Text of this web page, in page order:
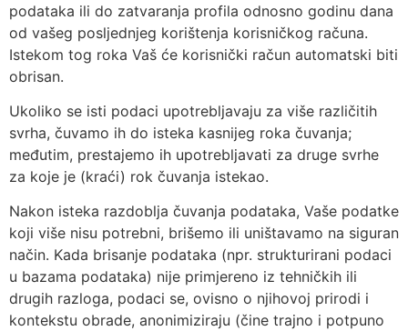
podataka ili do zatvaranja profila odnosno godinu dana
od vašeg posljednjeg korištenja korisničkog računa.
Istekom tog roka Vaš će korisnički račun automatski biti
obrisan.
Ukoliko se isti podaci upotrebljavaju za više različitih
svrha, čuvamo ih do isteka kasnijeg roka čuvanja;
međutim, prestajemo ih upotrebljavati za druge svrhe
za koje je (kraći) rok čuvanja istekao.
Nakon isteka razdoblja čuvanja podataka, Vaše podatke
koji više nisu potrebni, brišemo ili uništavamo na siguran
način. Kada brisanje podataka (npr. strukturirani podaci
u bazama podataka) nije primjereno iz tehničkih ili
drugih razloga, podaci se, ovisno o njihovoj prirodi i
kontekstu obrade, anonimiziraju (čine trajno i potpuno